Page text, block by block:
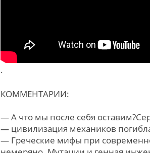
.
КОММЕНТАРИИ:
— А что мы после себя
— цивилизация механиков
— Греческие мифы при